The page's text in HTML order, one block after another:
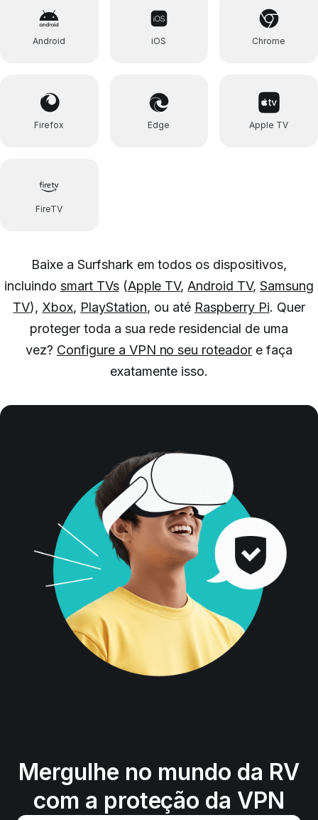
Android iOS Chrome
Firefox Edge Apple TV
FireTV
Baixe a Surfshark em todos os dispositivos,
incluindo smart TVs(Apple TV, Android TV,Samsung
TV), Xbox, PlayStation, ou até Raspberry Pi. Quer
proteger toda a sua rede residencial de uma
vez? Configure a VPN no seu roteador e faça
exatamente isso.
Mergulhe no mundo da RV
com a proteção da VPN